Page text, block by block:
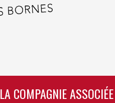
LA COMPAGNIE ASSOCIÉE